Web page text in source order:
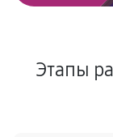
Этапы